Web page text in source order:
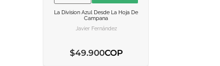
AGREGAR AL CARRITO
AGREGAR AL CARRITO
La Division Azul Desde La Hoja De
Campana
Javier Fernández
$49.900COP